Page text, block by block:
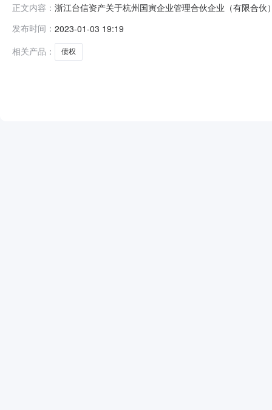
正文内容： 浙江台信资产关于杭州国寅企业管理合伙企业（有限合
（http://zc.paimai.taobao.com）进行公开竞价活动，现
工厂1
发布时间： 2023-01-03 19:19
相关产品：
债权